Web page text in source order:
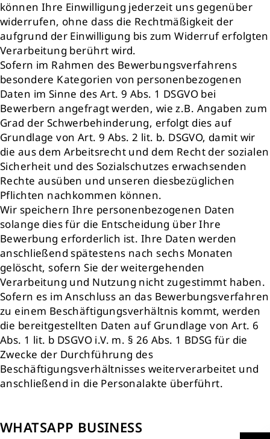
können Ihre Einwilligung jederzeit uns gegenüber
widerrufen, ohne dass die Rechtmäßigkeit der
aufgrund der Einwilligung bis zum Widerruf erfolgten
Verarbeitung berührt wird.
Sofern im Rahmen des Bewerbungsverfahrens
besondere Kategorien von personenbezogenen
Daten im Sinne des Art. 9 Abs. 1 DSGVO bei
Bewerbern angefragt werden, wie z.B. Angaben zum
Grad der Schwerbehinderung, erfolgt dies auf
Grundlage von Art. 9 Abs. 2 lit. b. DSGVO, damit wir
die aus dem Arbeitsrecht und dem Recht der sozialen
Sicherheit und des Sozialschutzes erwachsenden
Rechte ausüben und unseren diesbezüglichen
Pflichten nachkommen können.
Wir speichern Ihre personenbezogenen Daten
solange dies für die Entscheidung über Ihre
Bewerbung erforderlich ist. Ihre Daten werden
anschließend spätestens nach sechs Monaten
gelöscht, sofern Sie der weitergehenden
Verarbeitung und Nutzung nicht zugestimmt haben.
Sofern es im Anschluss an das Bewerbungsverfahren
zu einem Beschäftigungsverhältnis kommt, werden
die bereitgestellten Daten auf Grundlage von Art. 6
Abs. 1 lit. b DSGVO i.V. m. § 26 Abs. 1 BDSG für die
Zwecke der Durchführung des
Beschäftigungsverhältnisses weiterverarbeitet und
anschließend in die Personalakte überführt.
WHATSAPP BUSINESS